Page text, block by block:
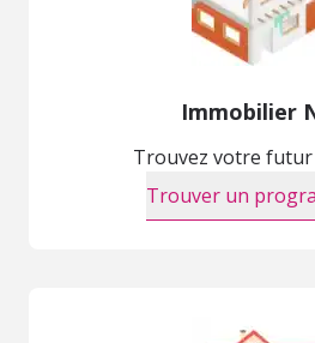
Immobilier
Trouvez votre
Trouver un